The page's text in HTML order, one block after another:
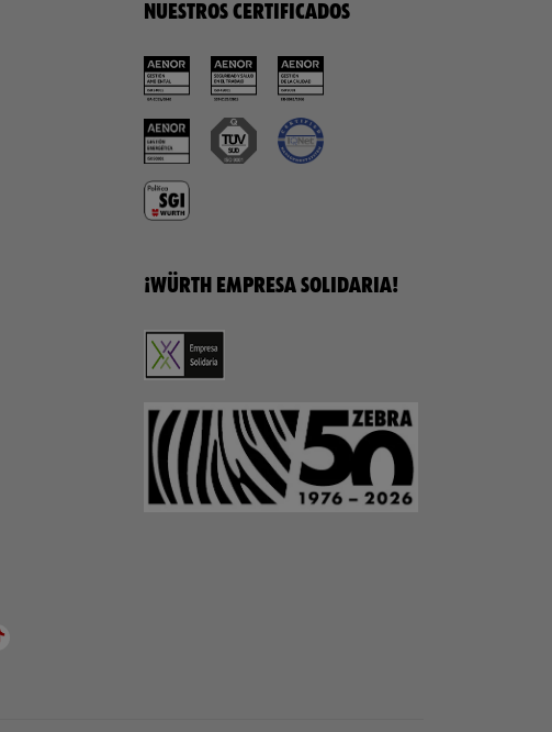
NUESTROS CERTIFICADOS
¡WÜRTH EMPRESA SOLIDARIA!